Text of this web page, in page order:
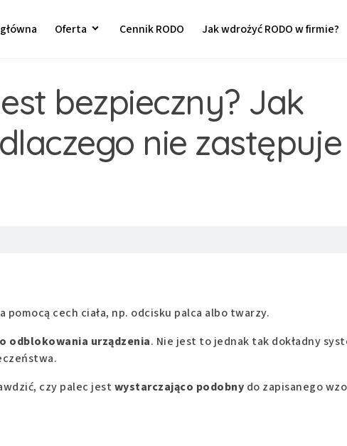
Oferta Cennik RODO Jak wdrożyć RODO w firmie?
bezpieczny? Jak
nie zastępuje
cech ciała, np. odcisku palca albo twarzy.
odblokowania urządzenia. Nie jest to jednak tak dokładny
czy palec jest wystarczająco podobny do zapisanego